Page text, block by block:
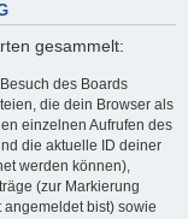
gesammelt:
des Boards
die dein Browser als
einzelnen Aufrufen des
die aktuelle ID deiner
werden können),
(zur Markierung
bist) sowie